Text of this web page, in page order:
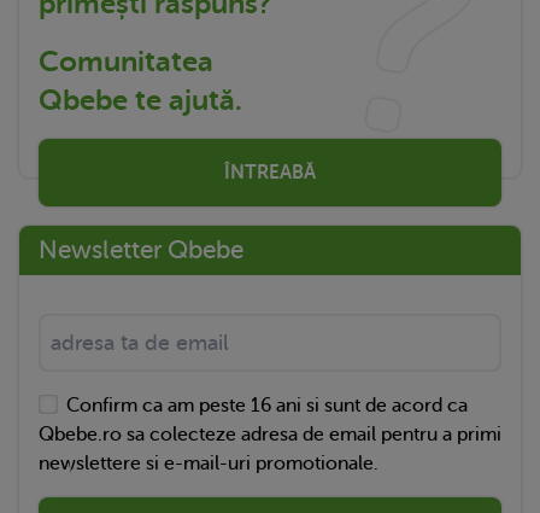
Comunitatea
Qbebe te ajută.
ÎNTREABĂ
Newsletter Qbebe
Confirm ca am peste 16 ani si sunt de acord ca
Qbebe.ro sa colecteze adresa de email pentru a primi
newslettere si e-mail-uri promotionale.